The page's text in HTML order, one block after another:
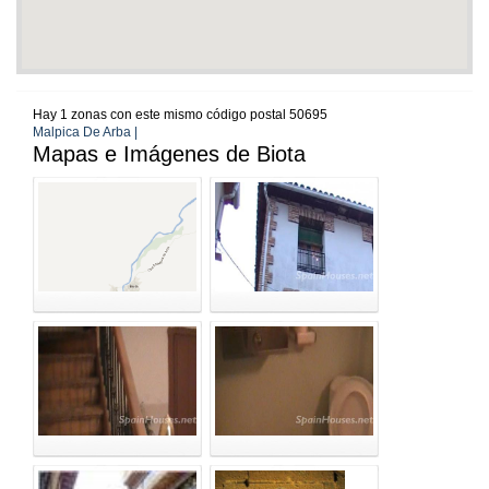
Hay 1 zonas con este mismo código postal 50695
Malpica De Arba |
Mapas e Imágenes de Biota